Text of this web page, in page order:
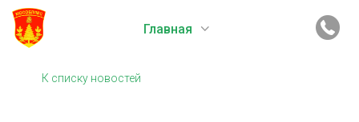
Главная
К списку новостей